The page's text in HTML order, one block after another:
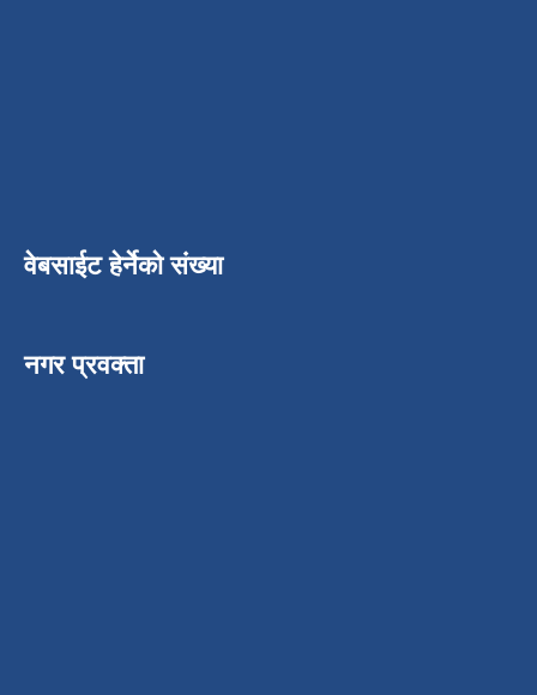
वेबसाईट हेर्नेको संख्या
नगर प्रवक्ता